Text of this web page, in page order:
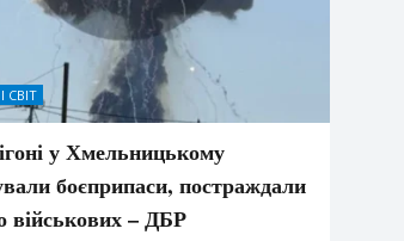
СВІТ
у Хмельницькому
боєприпаси, постраждали
військових – ДБР